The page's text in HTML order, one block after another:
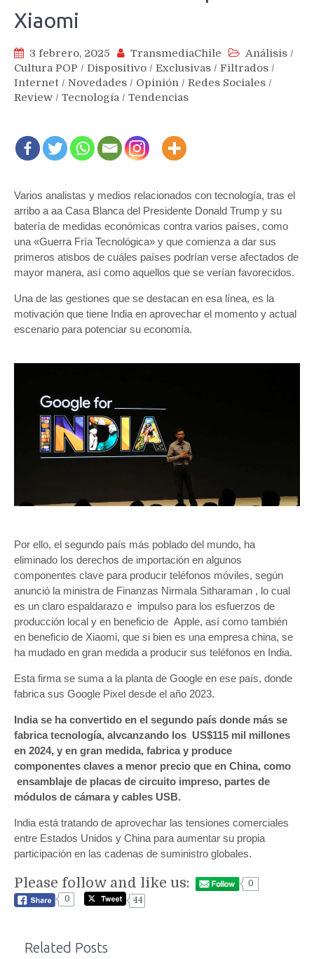
Xiaomi
3 febrero, 2025 TransmediaChile Análisis /
Cultura POP / Dispositivo / Exclusivas / Filtrados /
Internet / Novedades / Opinión / Redes Sociales /
Review / Tecnología / Tendencias
Varios analistas y medios relacionados con tecnología, tras el
arribo a aa Casa Blanca del Presidente Donald Trump y su
batería de medidas económicas contra varios países, como
una «Guerra Fría Tecnológica» y que comienza a dar sus
primeros atisbos de cuáles países podrían verse afectados de
mayor manera, así como aquellos que se verían favorecidos.
Una de las gestiones que se destacan en esa línea, es la
motivación que tiene India en aprovechar el momento y actual
escenario para potenciar su economía.
Por ello, el segundo país más poblado del mundo, ha
eliminado los derechos de importación en algunos
componentes clave para producir teléfonos móviles, según
anunció la ministra de Finanzas Nirmala Sitharaman , lo cual
es un claro espaldarazo e impulso para los esfuerzos de
producción local y en beneficio de Apple, así como también
en beneficio de Xiaomi, que si bien es una empresa china, se
ha mudado en gran medida a producir sus teléfonos en India.
Esta firma se suma a la planta de Google en ese país, donde
fabrica sus Google Pixel desde el año 2023.
India se ha convertido en el segundo país donde más se
fabrica tecnología, alvcanzando los US$115 mil millones
en 2024, y en gran medida, fabrica y produce
componentes claves a menor precio que en China, como
ensamblaje de placas de circuito impreso, partes de
módulos de cámara y cables USB.
India está tratando de aprovechar las tensiones comerciales
entre Estados Unidos y China para aumentar su propia
participación en las cadenas de suministro globales.
Please follow and like us:
0
0
44
Related Posts